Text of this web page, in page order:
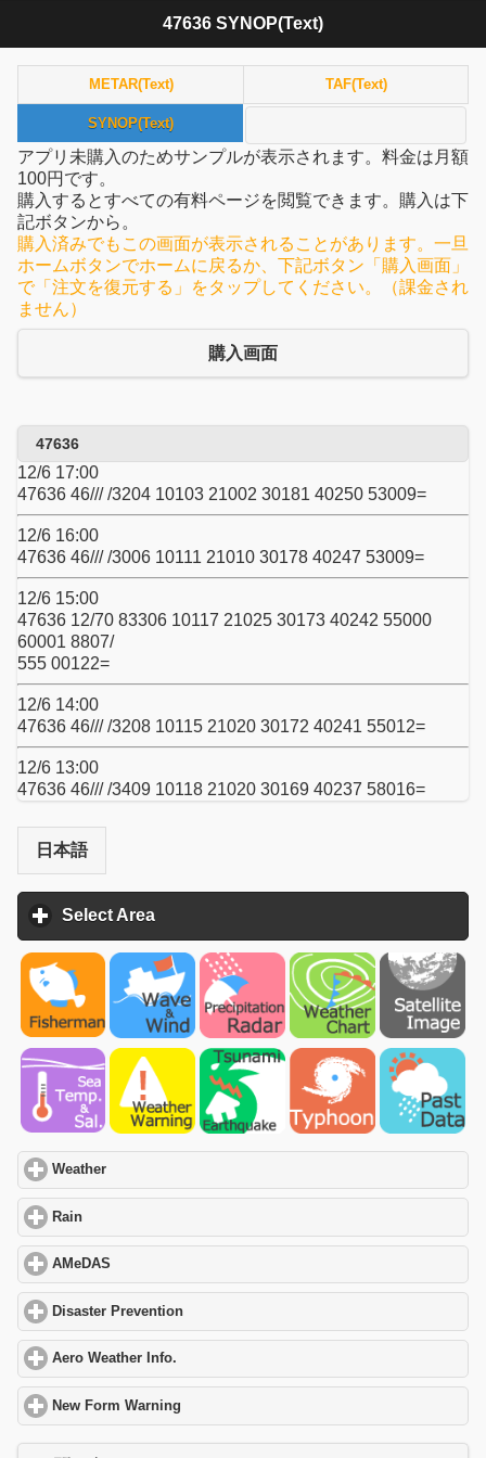
47636 SYNOP(Text)
METAR(Text) TAF(Text)
SYNOP(Text)
アプリ未購入のためサンプルが表示されます。料金は月額
100円です。
購入するとすべての有料ページを閲覧できます。購入は下
記ボタンから。
購入済みでもこの画面が表示されることがあります。一旦
ホームボタンでホームに戻るか、下記ボタン「購入画面」
で「注文を復元する」をタップしてください。（課金され
ません）
購入画面
47636
12/6 17:00
47636 46/// /3204 10103 21002 30181 40250 53009=
12/6 16:00
47636 46/// /3006 10111 21010 30178 40247 53009=
12/6 15:00
47636 12/70 83306 10117 21025 30173 40242 55000
60001 8807/
555 00122=
12/6 14:00
47636 46/// /3208 10115 21020 30172 40241 55012=
12/6 13:00
47636 46/// /3409 10118 21020 30169 40237 58016=
日本語
Select Area
Weather
Rain
AMeDAS
Disaster Prevention
Aero Weather Info.
New Form Warning